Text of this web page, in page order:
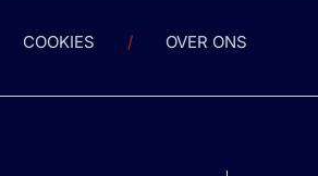
COOKIES OVER ONS